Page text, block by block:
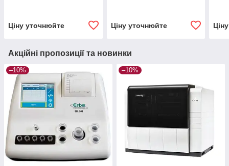
Ціну уточнюйте Ціну уточнюйте
Акційні пропозиції та новинки
–10% –10%